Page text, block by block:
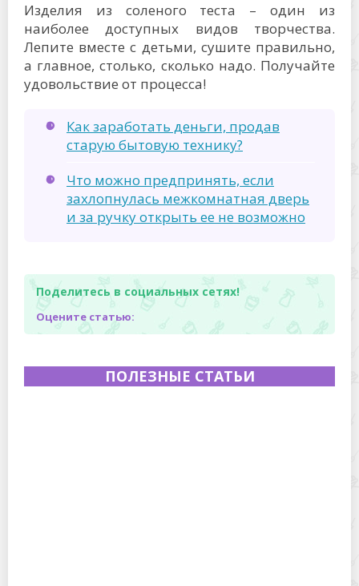
Изделия из соленого теста – один из
наиболее доступных видов творчества.
Лепите вместе с детьми, сушите правильно,
а главное, столько, сколько надо. Получайте
удовольствие от процесса!
Как заработать деньги, продав
старую бытовую технику?
Что можно предпринять, если
захлопнулась межкомнатная дверь
и за ручку открыть ее не возможно
Поделитесь в социальных сетях!
Оцените статью:
ПОЛЕЗНЫЕ СТАТЬИ